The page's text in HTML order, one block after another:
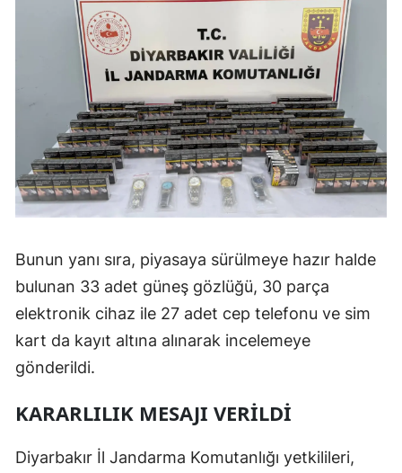
Bunun yanı sıra, piyasaya sürülmeye hazır halde
bulunan 33 adet güneş gözlüğü, 30 parça
elektronik cihaz ile 27 adet cep telefonu ve sim
kart da kayıt altına alınarak incelemeye
gönderildi.
KARARLILIK MESAJI VERILDI
Diyarbakır İl Jandarma Komutanlığı yetkilileri,